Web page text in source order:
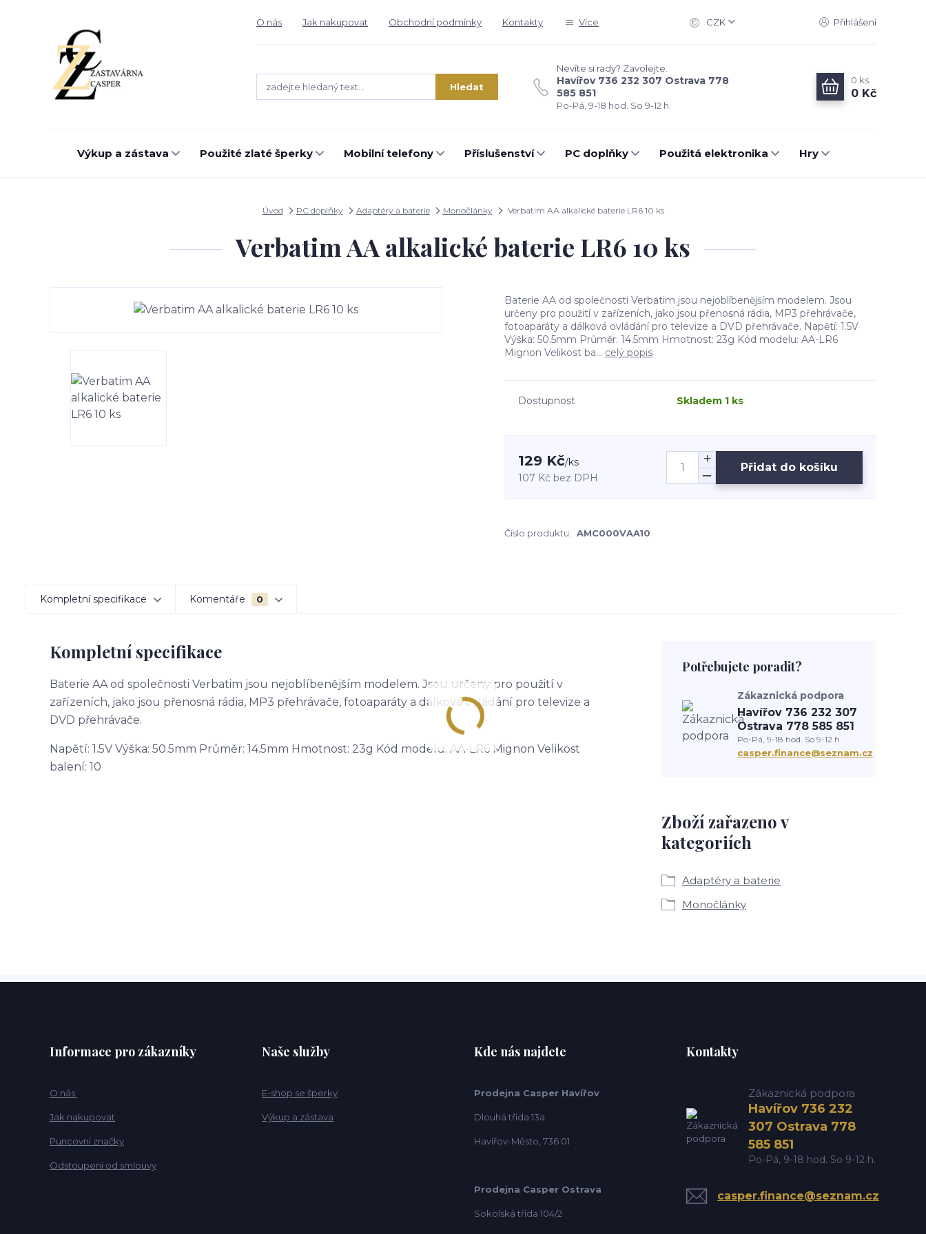
O nás Jak nakupovat Obchodní podmínky Kontakty Více CZK Přihlášení
Hledat
Nevíte si rady? Zavolejte.
Havířov 736 232 307 Ostrava 778
585 851
Po-Pá, 9-18 hod. So 9-12 h.
0 ks
0 Kč
Výkup a zástava Použité zlaté šperky Mobilní telefony Příslušenství PC doplňky Použitá elektronika Hry
Úvod PC doplňky Adaptéry a baterie Monočlánky Verbatim AA alkalické baterie LR6 10 ks
Verbatim AA alkalické baterie LR6 10 ks
Baterie AA od společnosti Verbatim jsou nejoblíbenějším modelem. Jsou
určeny pro použití v zařízeních, jako jsou přenosná rádia, MP3 přehrávače,
fotoaparáty a dálková ovládání pro televize a DVD přehrávače. Napětí: 1.5V
Výška: 50.5mm Průměr: 14.5mm Hmotnost: 23g Kód modelu: AA-LR6
Mignon Velikost ba... celý popis
Dostupnost Skladem 1 ks
129 Kč/ks
107 Kč bez DPH
Přidat do košíku
Číslo produktu: AMC000VAA10
Kompletní specifikace Komentáře 0
Kompletní specifikace
Baterie AA od společnosti Verbatim jsou nejoblíbenějším modelem. Jsou určeny pro použití v
zařízeních, jako jsou přenosná rádia, MP3 přehrávače, fotoaparáty a dálková ovládání pro televize a
DVD přehrávače.
Napětí: 1.5V Výška: 50.5mm Průměr: 14.5mm Hmotnost: 23g Kód modelu: AA-LR6 Mignon Velikost
balení: 10
Zboží zařazeno v
kategoriích
Adaptéry a baterie
Monočlánky
Potřebujete poradit?
Zákaznická podpora
Havířov 736 232 307
Ostrava 778 585 851
Po-Pá, 9-18 hod. So 9-12 h.
casper.finance@seznam.cz
Informace pro zákazníky
O nás
Jak nakupovat
Puncovní značky
Odstoupení od smlouvy
Naše služby
E-shop se šperky
Výkup a zástava
Kde nás najdete
Prodejna Casper Havířov
Dlouhá třída 13a
Havířov-Město, 736 01
Prodejna Casper Ostrava
Sokolská třída 104/2
Kontakty
Zákaznická podpora
Havířov 736 232
307 Ostrava 778
585 851
Po-Pá, 9-18 hod. So 9-12 h.
casper.finance@seznam.cz